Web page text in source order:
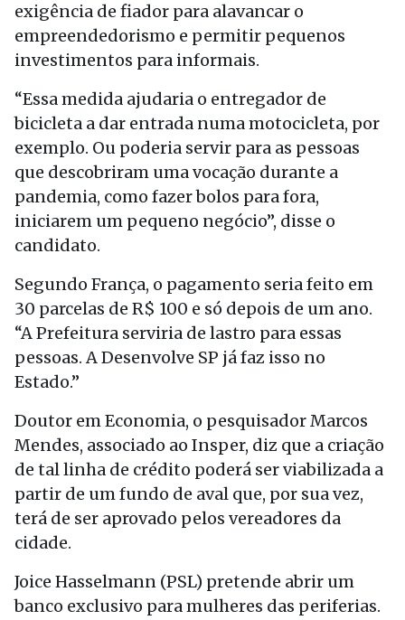
exigência de fiador para alavancar o
empreendedorismo e permitir pequenos
investimentos para informais.
“Essa medida ajudaria o entregador de
bicicleta a dar entrada numa motocicleta, por
exemplo. Ou poderia servir para as pessoas
que descobriram uma vocação durante a
pandemia, como fazer bolos para fora,
iniciarem um pequeno negócio”, disse o
candidato.
Segundo França, o pagamento seria feito em
30 parcelas de R$ 100 e só depois de um ano.
“A Prefeitura serviria de lastro para essas
pessoas. A Desenvolve SP já faz isso no
Estado.”
Doutor em Economia, o pesquisador Marcos
Mendes, associado ao Insper, diz que a criação
de tal linha de crédito poderá ser viabilizada a
partir de um fundo de aval que, por sua vez,
terá de ser aprovado pelos vereadores da
cidade.
Joice Hasselmann (PSL) pretende abrir um
banco exclusivo para mulheres das periferias.